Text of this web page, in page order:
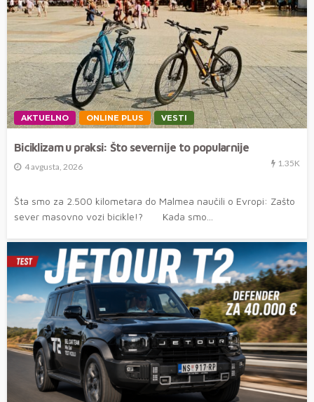
AKTUELNO ONLINE PLUS VESTI
Biciklizam u praksi: Što severnije to popularnije
4 avgusta, 2026 1.35K
Šta smo za 2.500 kilometara do Malmea naučili o Evropi: Zašto
sever masovno vozi bicikle!? Kada smo...